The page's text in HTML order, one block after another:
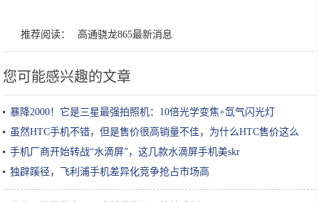
推荐阅读： 高通骁龙865最新消息
您可能感兴趣的文章
暴降2000！它是三星最强拍照机：10倍光学变焦+氙气闪光灯
虽然HTC手机不错，但是售价很高销量不佳，为什么HTC售价这么
高？
手机厂商开始转战“水滴屏”，这几款水滴屏手机美skr
独辟蹊径，飞利浦手机差异化竞争抢占市场高